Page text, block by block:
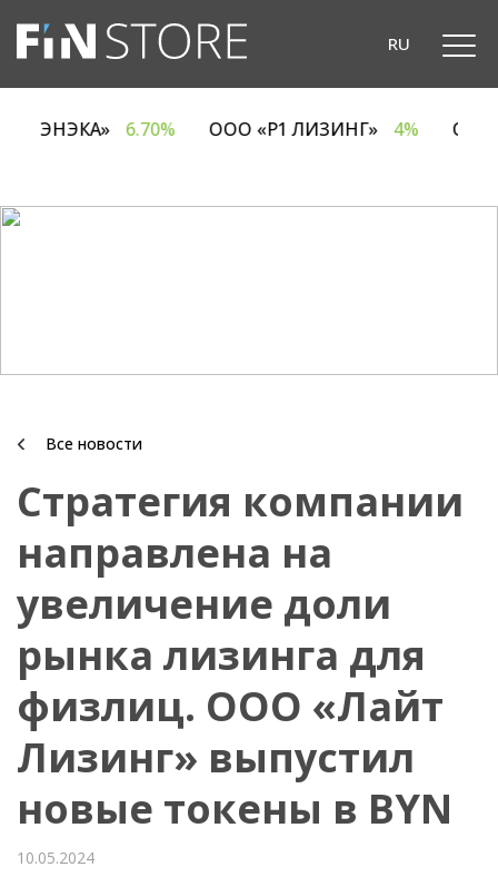
RU
«ЭНЭКА» 6.70% ООО «Р1 ЛИЗИНГ» 4%
Все новости
Стратегия компании
направлена на
увеличение доли
рынка лизинга для
физлиц. ООО «Лайт
Лизинг» выпустил
новые токены в BYN
10.05.2024